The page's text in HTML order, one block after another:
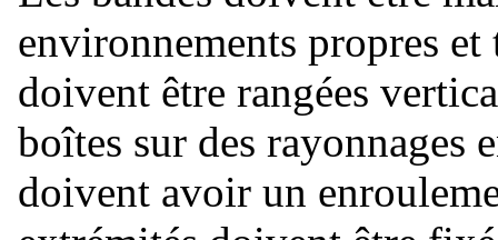
environnements propres
doivent être rangées
boîtes sur des rayonnages
doivent avoir un